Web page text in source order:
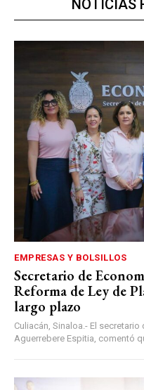
NOTICIAS
EMPRESAS Y BOLSILLOS
Secretario de
Reforma de Ley de
largo plazo
Culiacán, Sinaloa.- El
Aguerrebere Espitia, comentó